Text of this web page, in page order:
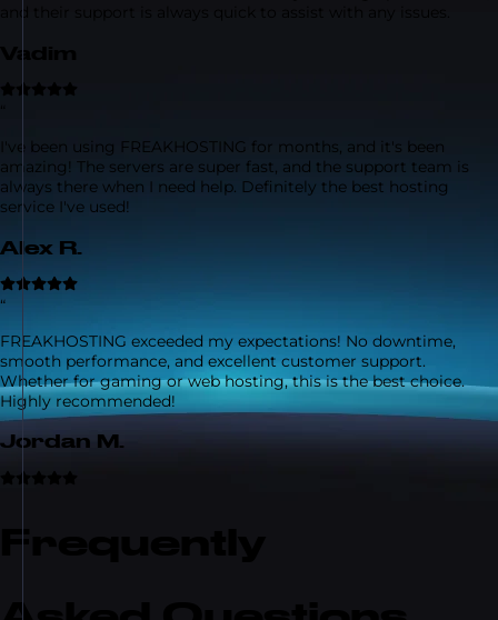
“
I've been using FREAKHOSTING for months, and it's been
amazing! The servers are super fast, and the support team is
always there when I need help. Definitely the best hosting
service I've used!
Alex R.
“
FREAKHOSTING exceeded my expectations! No downtime,
smooth performance, and excellent customer support.
Whether for gaming or web hosting, this is the best choice.
Highly recommended!
Jordan M.